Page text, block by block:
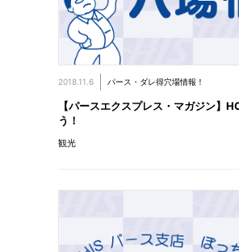
2018.11.6 パース・ダレ得穴場情報！
【パースエクスプレス・マガジン】
う！
観光